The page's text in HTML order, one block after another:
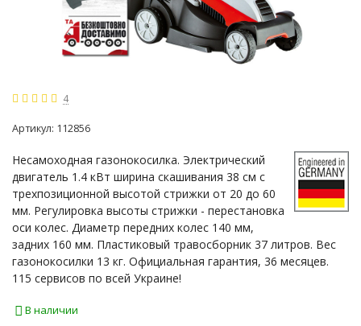
4
Артикул: 112856
Несамоходная газонокосилка. Электрический
двигатель 1.4 кВт ширина скашивания 38 см с
трехпозиционной высотой стрижки от 20 до 60
мм. Регулировка высоты стрижки - перестановка
оси колес. Диаметр передних колес 140 мм,
задних 160 мм. Пластиковый травосборник 37 литров. Вес
газонокосилки 13 кг. Официальная гарантия, 36 месяцев.
115 сервисов по всей Украине!
В наличии